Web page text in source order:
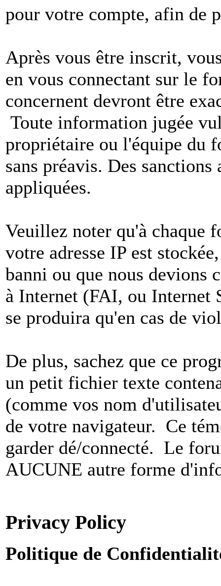
pour votre compte, afin de
Après vous être inscrit,
en vous connectant sur le
concernent devront être
Toute information jugée
propriétaire ou l'équipe du
sans préavis. Des
appliquées.
Veuillez noter qu'à chaque
votre adresse IP est
banni ou que nous devions
à Internet (FAI, ou
se produira qu'en cas de
De plus, sachez que ce
un petit fichier texte
(comme vos nom
de votre navigateur. Ce
garder dé/connecté. Le
AUCUNE autre forme
Privacy Policy
Politique de